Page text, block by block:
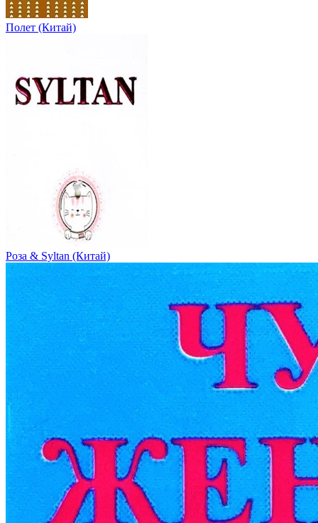
Полет (Китай)
Роза & Syltan (Китай)